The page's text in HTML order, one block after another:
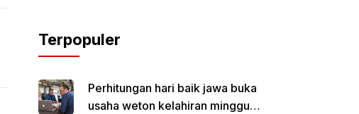
Terpopuler
Perhitungan hari baik jawa buka
usaha weton kelahiran minggu